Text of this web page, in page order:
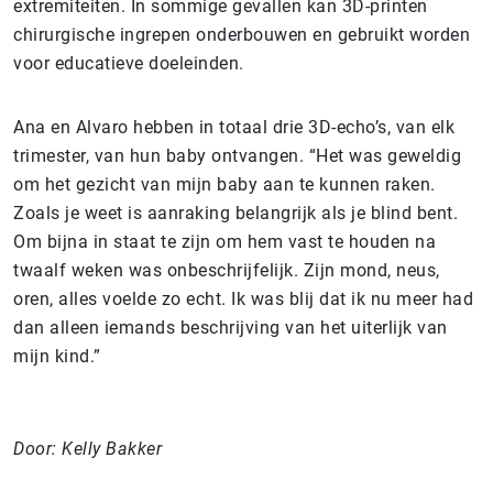
extremiteiten. In sommige gevallen kan 3D-printen
chirurgische ingrepen onderbouwen en gebruikt worden
voor educatieve doeleinden.
Ana en Alvaro hebben in totaal drie 3D-echo’s, van elk
trimester, van hun baby ontvangen. “Het was geweldig
om het gezicht van mijn baby aan te kunnen raken.
Zoals je weet is aanraking belangrijk als je blind bent.
Om bijna in staat te zijn om hem vast te houden na
twaalf weken was onbeschrijfelijk. Zijn mond, neus,
oren, alles voelde zo echt. Ik was blij dat ik nu meer had
dan alleen iemands beschrijving van het uiterlijk van
mijn kind.”
Door: Kelly Bakker